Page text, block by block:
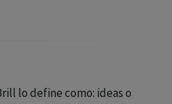
lo define como: ideas o